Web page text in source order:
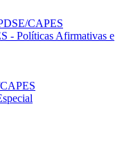
CAPES
- Políticas Afirmativas e